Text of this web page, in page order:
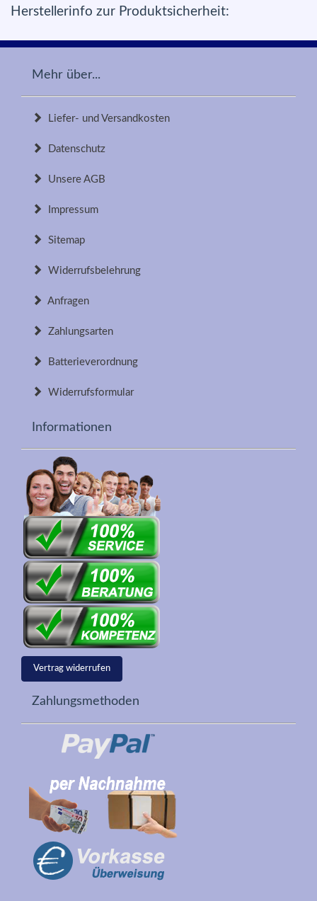
Herstellerinfo zur Produktsicherheit:
Mehr über...
Liefer- und Versandkosten
Datenschutz
Unsere AGB
Impressum
Sitemap
Widerrufsbelehrung
Anfragen
Zahlungsarten
Batterieverordnung
Widerrufsformular
Informationen
Vertrag widerrufen
Zahlungsmethoden